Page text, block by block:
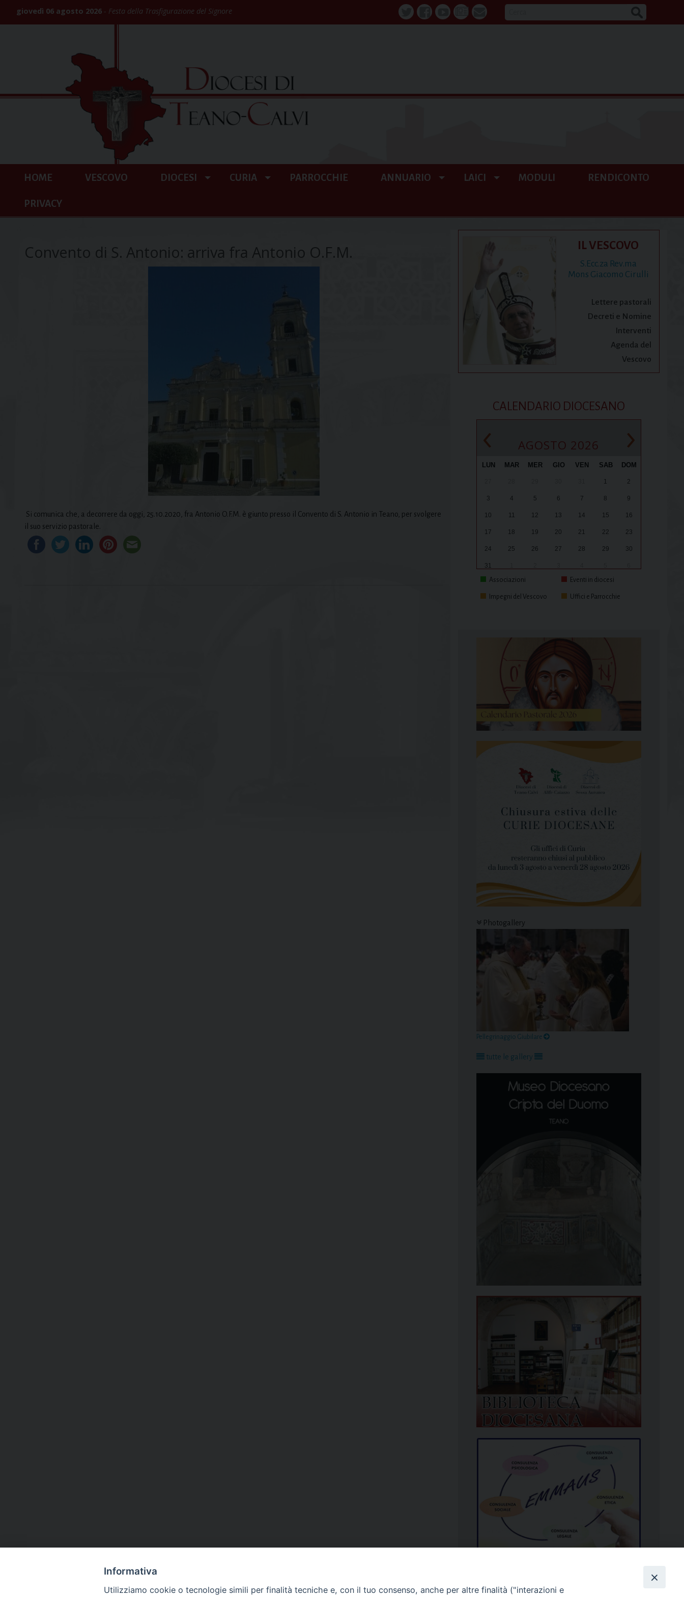
giovedì 06 agosto 2026 Festa della Trasfigurazione del Signore
TwitterFacebookYoutube
La webmail
HOME VESCOVO DIOCESI CURIA PARROCCHIE ANNUARIO LAICI MODULI RENDICONTO
PRIVACY
Convento di S. Antonio: arriva fra Antonio O.F.M.
Si comunica che, a decorrere da oggi, 25.10.2020, fra Antonio O.F.M. è giunto presso il Convento di S. Antonio in Teano, per svolgere
il suo servizio pastorale.
IL VESCOVO
S.Ecc.za Rev.ma
Mons Giacomo Cirulli
Lettere pastorali
Decreti e Nomine
Interventi
Agenda del
Vescovo
CALENDARIO DIOCESANO
‹ AGOSTO 2026 ›
LUN MAR MER GIO VEN SAB DOM
1 2
3 4 5 6 7 8 9
10 11 12 13 14 15 16
17 18 19 20 21 22 23
24 25 26 27 28 29 30
31
Associazioni
Eventi in diocesi
Impegni del Vescovo Uffici e Parrocchie
Photogallery
Pellegrinaggio Giubilare
tutte le gallery
Informativa
Utilizziamo cookie o tecnologie simili per finalità tecniche e, con il tuo consenso, anche per altre finalità ("interazioni e